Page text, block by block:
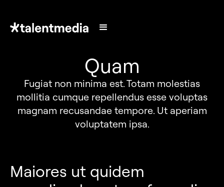
Quam
Fugiat non minima est. Totam molestias
mollitia cumque repellendus esse voluptas
magnam recusandae tempore. Ut aperiam
voluptatem ipsa.
Maiores ut quidem